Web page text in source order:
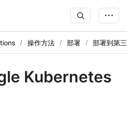
操作方法 部署 部署到第
Kubernetes